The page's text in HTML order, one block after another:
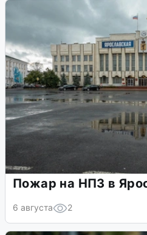
Пожар на НПЗ в
6 августа 2